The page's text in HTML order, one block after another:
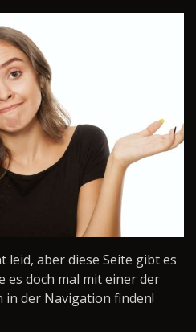
leid, aber diese Seite gibt es
es doch mal mit einer der
in der Navigation finden!